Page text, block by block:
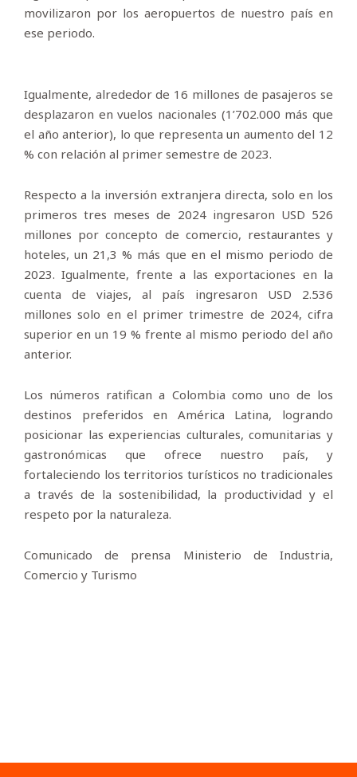
movilizaron por los aeropuertos de nuestro país en
ese periodo.
Igualmente, alrededor de 16 millones de pasajeros se
desplazaron en vuelos nacionales (1’702.000 más que
el año anterior), lo que representa un aumento del 12
% con relación al primer semestre de 2023.
Respecto a la inversión extranjera directa, solo en los
primeros tres meses de 2024 ingresaron USD 526
millones por concepto de comercio, restaurantes y
hoteles, un 21,3 % más que en el mismo periodo de
2023. Igualmente, frente a las exportaciones en la
cuenta de viajes, al país ingresaron USD 2.536
millones solo en el primer trimestre de 2024, cifra
superior en un 19 % frente al mismo periodo del año
anterior.
Los números ratifican a Colombia como uno de los
destinos preferidos en América Latina, logrando
posicionar las experiencias culturales, comunitarias y
gastronómicas que ofrece nuestro país, y
fortaleciendo los territorios turísticos no tradicionales
a través de la sostenibilidad, la productividad y el
respeto por la naturaleza.
Comunicado de prensa Ministerio de Industria,
Comercio y Turismo